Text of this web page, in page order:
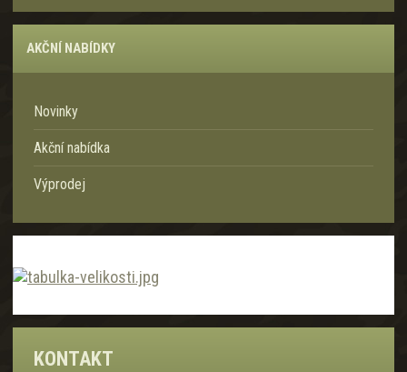
AKČNÍ NABÍDKY
Novinky
Akční nabídka
Výprodej
KONTAKT